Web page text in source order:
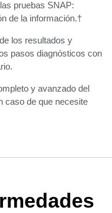
pruebas SNAP:
de la información.†
los resultados y
pasos diagnósticos con
y avanzado del
caso de que necesite